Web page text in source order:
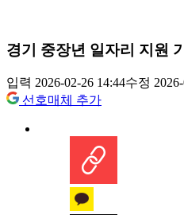
경기 중장년 일자리 지원
입력 2026-02-26 14:44수정
선호매체 추가